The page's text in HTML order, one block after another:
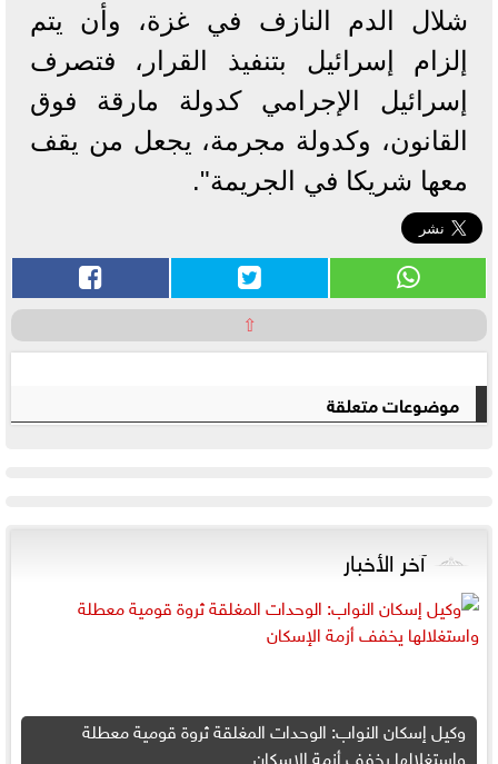
شلال الدم النازف في غزة، وأن يتم
إلزام إسرائيل بتنفيذ القرار، فتصرف
إسرائيل الإجرامي كدولة مارقة فوق
القانون، وكدولة مجرمة، يجعل من يقف
معها شريكا في الجريمة".
⇧
موضوعات متعلقة
آخر الأخبار
وكيل إسكان النواب: الوحدات المغلقة ثروة قومية معطلة
واستغلالها يخفف أزمة الإسكان